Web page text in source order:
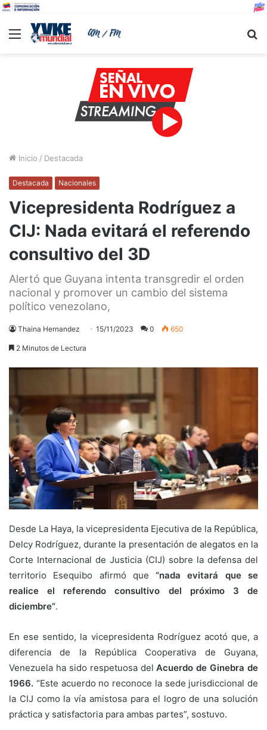
Menu
Inicio / Destacada
Destacada Nacionales
Vicepresidenta Rodríguez a
CIJ: Nada evitará el referendo
consultivo del 3D
Alertó que Guyana intenta transgredir el orden
nacional y promover un cambio del sistema
político venezolano,
Thaina Hernandez 15/11/2023 0 650
2 Minutos de Lectura
Desde La Haya, la vicepresidenta Ejecutiva de la República,
Delcy Rodríguez, durante la presentación de alegatos en la
Corte Internacional de Justicia (CIJ) sobre la defensa del
territorio Esequibo afirmó que“nada evitará que se
realice el referendo consultivo del próximo 3 de
diciembre”.
En ese sentido, la vicepresidenta Rodríguez acotó que, a
diferencia de la República Cooperativa de Guyana,
Venezuela ha sido respetuosa delAcuerdo de Ginebra de
1966. “Este acuerdo no reconoce la sede jurisdiccional de
la CIJ como la vía amistosa para el logro de una solución
práctica y satisfactoria para ambas partes”, sostuvo.